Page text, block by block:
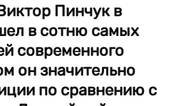
Пинчук в
в сотню самых
современного
он значительно
по сравнению с